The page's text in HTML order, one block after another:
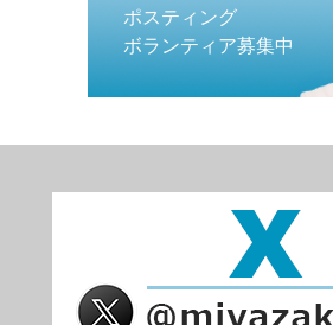
ポスティング
ボランティア募集中